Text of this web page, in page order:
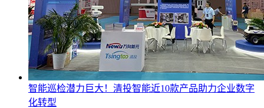
智能巡检潜力巨大！清投智能近10款产品助力企业数字
化转型